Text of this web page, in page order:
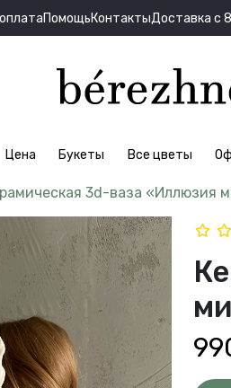
ПомощьКонтактыДоставка с
Цена Букеты Все цветы
3d-ваза «Иллюзия